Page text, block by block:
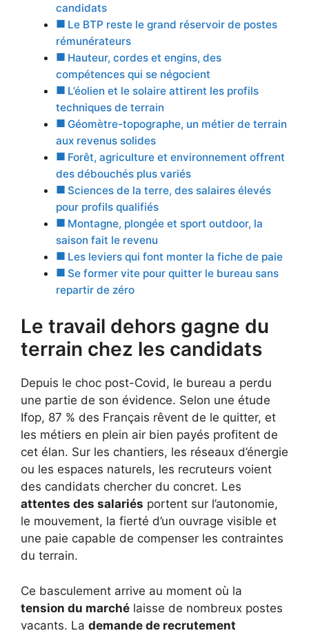
candidats
Le BTP reste le grand réservoir de postes
rémunérateurs
Hauteur, cordes et engins, des
compétences qui se négocient
L’éolien et le solaire attirent les profils
techniques de terrain
Géomètre-topographe, un métier de terrain
aux revenus solides
Forêt, agriculture et environnement offrent
des débouchés plus variés
Sciences de la terre, des salaires élevés
pour profils qualifiés
Montagne, plongée et sport outdoor, la
saison fait le revenu
Les leviers qui font monter la fiche de paie
Se former vite pour quitter le bureau sans
repartir de zéro
Le travail dehors gagne du
terrain chez les candidats
Depuis le choc post-Covid, le bureau a perdu
une partie de son évidence. Selon une étude
Ifop, 87 % des Français rêvent de le quitter, et
les métiers en plein air bien payés profitent de
cet élan. Sur les chantiers, les réseaux d’énergie
ou les espaces naturels, les recruteurs voient
des candidats chercher du concret. Les
attentes des salariés portent sur l’autonomie,
le mouvement, la fierté d’un ouvrage visible et
une paie capable de compenser les contraintes
du terrain.
Ce basculement arrive au moment où la
tension du marché laisse de nombreux postes
vacants. La demande de recrutement